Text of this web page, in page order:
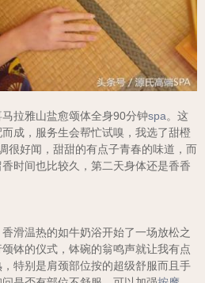
拉雅山盐愈颂体全身90分钟spa。这
成，服务生会帮忙试嗅，我选了甜橙
很好闻，甜甜的有点子青春的味道，而
时间也比较久，第二天身体还是香香
滑温热的如牛奶浴开始了一场放松之
钵的仪式，钵碗的翁鸣声就让我有点
特别是肩颈部位按的超级舒服而且手